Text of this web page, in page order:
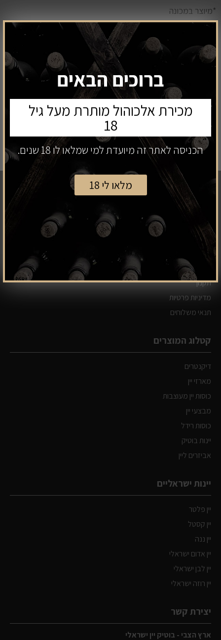
ברוכים הבאים
מכירת אלכוהול מותרת מעל גיל
18
הכניסה לאתר זה מיועדת למי שמלאו לו 18 שנים.
מלאו לי 18
*מיוצר במכונה
מחיר:269
₪
מחיר מבצע: 199
ניווט כללי
קטלוג
אודות
צור קשר
מפת אתר
תקנון
מדיניות פרטיות
תנאי משלוחים
קטלוג המוצרים
דיקנטרים
מארזי יין
כוסות יין מעוצבות
מבצעי יין
כוסות רידל
יינות בוטיק
אביזרים ליין
יינות ישראליים
יין פלטר
יין קסטל
יין ננה
יין אדום ישראלי
יין לבן ישראלי
יין רוזה ישראלי
יצירת קשר
ארץ הצבי - בוטיק יין ישראלי